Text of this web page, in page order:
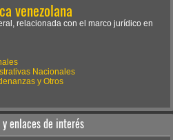
venezolana
relacionada con el marco jurídico en
Nacionales
y Otros
enlaces de interés